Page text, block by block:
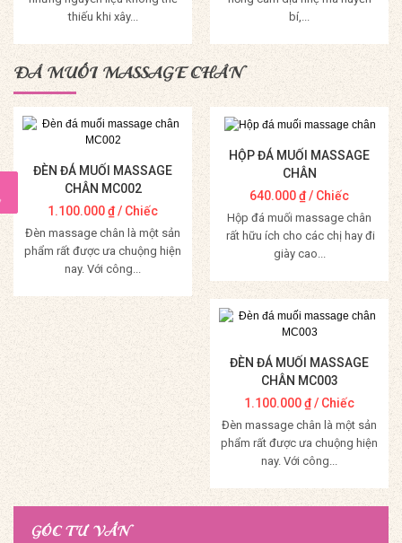
thiếu khi xây...
Mua Hàng
bí,...
Mua Hàng
ĐÁ MUỐI MASSAGE CHÂN
ĐÈN ĐÁ MUỐI MASSAGE
CHÂN MC002
1.100.000₫/ Chiếc
Đèn massage chân là một sản
phẩm rất được ưa chuộng hiện
nay. Với công...
Mua Hàng
HỘP ĐÁ MUỐI MASSAGE
CHÂN
640.000₫/ Chiếc
Hộp đá muối massage chân
rất hữu ích cho các chị hay đi
giày cao...
Mua Hàng
ĐÈN ĐÁ MUỐI MASSAGE
CHÂN MC003
1.100.000₫/ Chiếc
Đèn massage chân là một sản
phẩm rất được ưa chuộng hiện
nay. Với công...
Mua Hàng
GÓC TƯ VẤN